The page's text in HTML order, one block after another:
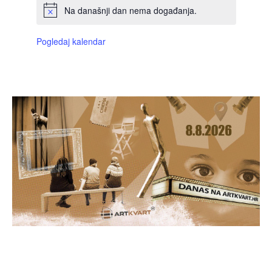
Na današnji dan nema događanja.
Pogledaj kalendar